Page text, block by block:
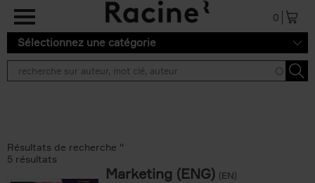
Aller au contenu principal
0
Sélectionnez une catégorie
Résultats de recherche ''
5 résultats
Marketing (ENG) (EN)